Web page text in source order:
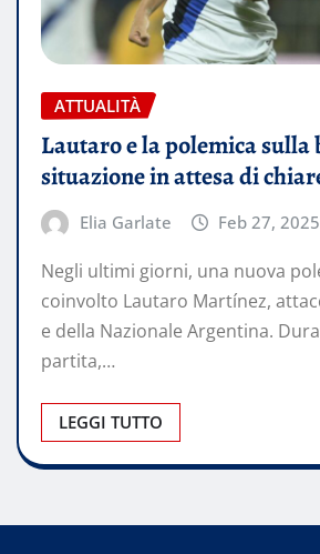
ATTUALITÀ
Lautaro e la polemica sulla
situazione in attesa di
Elia Garlate Feb 27, 2025
Negli ultimi giorni, una nuova
coinvolto Lautaro Martínez,
e della Nazionale Argentina.
partita,…
LEGGI TUTTO